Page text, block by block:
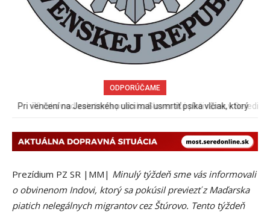
ODPORÚČAME
70 rokov od založenia podniku Slovenské pečivárne v Seredi
Prezídium PZ SR |MM| Minulý týždeň sme vás informovali
o obvinenom Indovi, ktorý sa pokúsil previezť z Maďarska
piatich nelegálnych migrantov cez Štúrovo. Tento týždeň